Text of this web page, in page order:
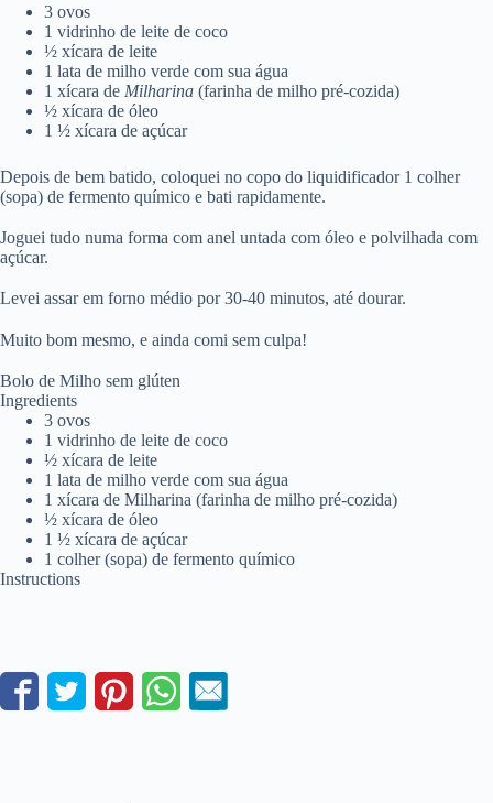
3 ovos
1 vidrinho de leite de coco
½ xícara de leite
1 lata de milho verde com sua água
1 xícara de Milharina (farinha de milho pré-cozida)
½ xícara de óleo
1 ½ xícara de açúcar
Depois de bem batido, coloquei no copo do liquidificador 1 colher
(sopa) de fermento químico e bati rapidamente.
Joguei tudo numa forma com anel untada com óleo e polvilhada com
açúcar.
Levei assar em forno médio por 30-40 minutos, até dourar.
Muito bom mesmo, e ainda comi sem culpa!
Bolo de Milho sem glúten
Ingredients
3 ovos
1 vidrinho de leite de coco
½ xícara de leite
1 lata de milho verde com sua água
1 xícara de Milharina (farinha de milho pré-cozida)
½ xícara de óleo
1 ½ xícara de açúcar
1 colher (sopa) de fermento químico
Instructions